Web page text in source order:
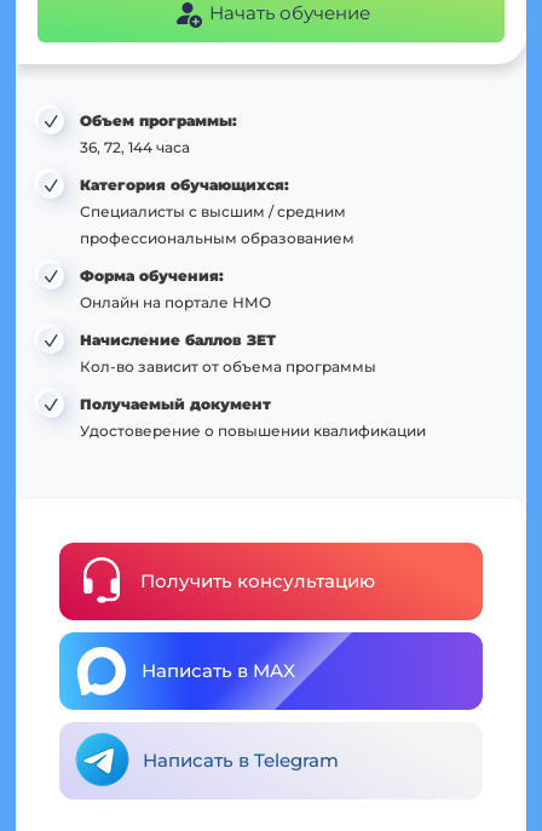
Начать обучение
Объем программы:
36, 72, 144 часа
Категория обучающихся:
Специалисты с высшим / средним
профессиональным образованием
Форма обучения:
Онлайн на портале НМО
Начисление баллов ЗЕТ
Кол-во зависит от объема программы
Получаемый документ
Удостоверение о повышении квалификации
Получить консультацию
Написать в MAX
Написать в Telegram